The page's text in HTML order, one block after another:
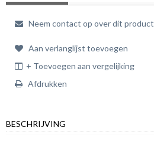
Neem contact op over dit product
Aan verlanglijst toevoegen
+ Toevoegen aan vergelijking
Afdrukken
BESCHRIJVING